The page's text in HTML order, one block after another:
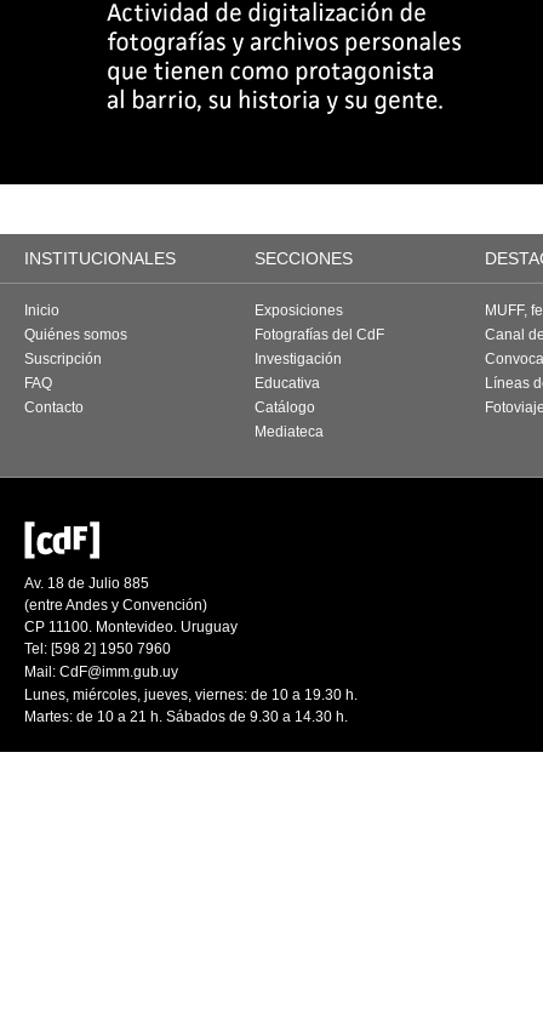
INSTITUCIONALES SECCIONES
Inicio
Quiénes somos
Suscripción
FAQ
Contacto
Exposiciones
Fotografías del CdF
Investigación
Educativa
Catálogo
Mediateca
MUFF,
Canal
Líneas
Av. 18 de Julio 885
(entre Andes y Convención)
CP 11100. Montevideo. Uruguay
Tel: [598 2] 1950 7960
Mail: CdF@imm.gub.uy
Lunes, miércoles, jueves, viernes: de 10 a 19.30 h.
Martes: de 10 a 21 h. Sábados de 9.30 a 14.30 h.